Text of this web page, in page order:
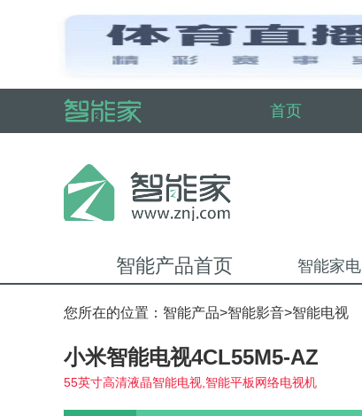
首页
智能产品首页 智能家电
您所在的位置： 智能产品>智能影音>智能电视
小米智能电视4CL55M5-AZ
55英寸高清液晶智能电视,智能平板网络电视机